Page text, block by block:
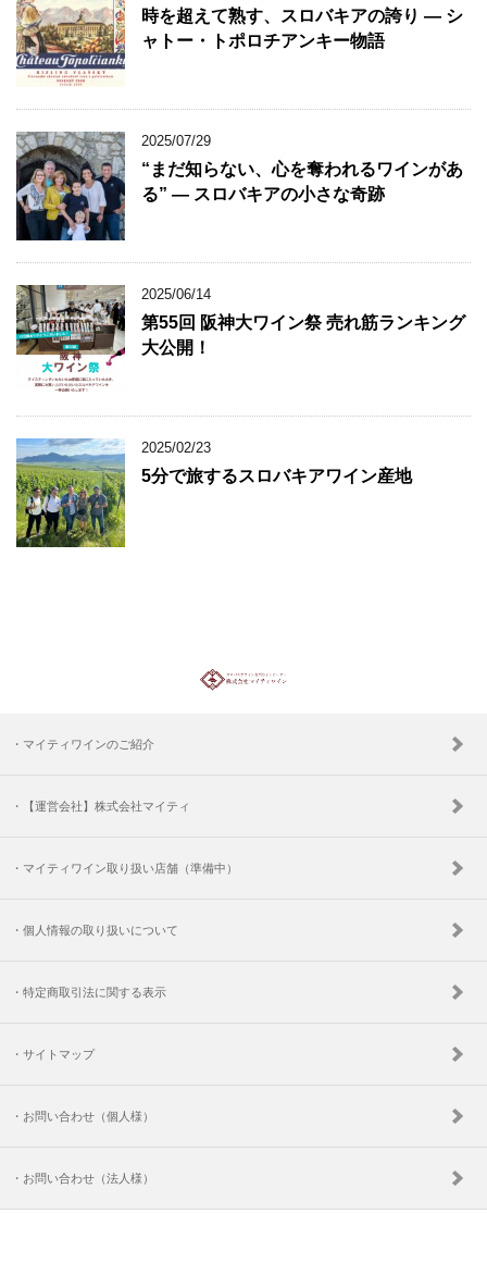
時を超えて熟す、スロバキアの誇り ― シ
ャトー・トポロチアンキー物語
2025/07/29
“まだ知らない、心を奪われるワインがあ
る” ― スロバキアの小さな奇跡
2025/06/14
第55回 阪神大ワイン祭 売れ筋ランキング
大公開！
2025/02/23
5分で旅するスロバキアワイン産地
・マイティワインのご紹介
・【運営会社】株式会社マイティ
・マイティワイン取り扱い店舗（準備中）
・個人情報の取り扱いについて
・特定商取引法に関する表示
・サイトマップ
・お問い合わせ（個人様）
・お問い合わせ（法人様）